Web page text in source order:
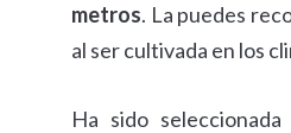
metros. La puedes
al ser cultivada en los
Ha sido